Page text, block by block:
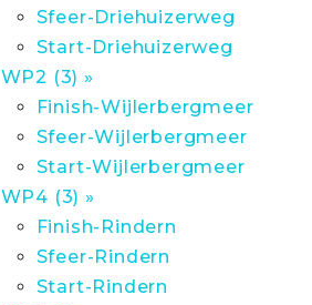
Sfeer-Driehuizerweg
Start-Driehuizerweg
WP2 (3) »
Finish-Wijlerbergmeer
Sfeer-Wijlerbergmeer
Start-Wijlerbergmeer
WP4 (3) »
Finish-Rindern
Sfeer-Rindern
Start-Rindern